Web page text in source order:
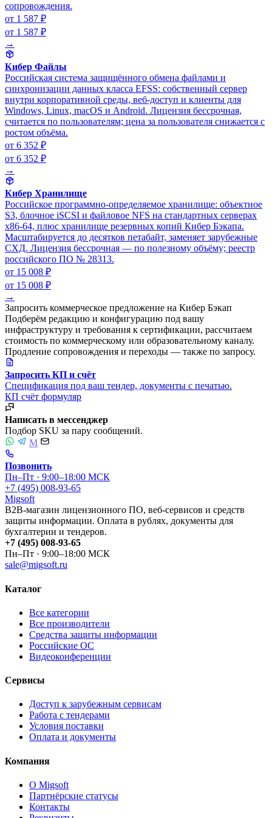
сопровождения.
от 1 587 ₽
от 1 587 ₽
→
Кибер Файлы
Российская система защищённого обмена файлами и
синхронизации данных класса EFSS: собственный сервер
внутри корпоративной среды, веб-доступ и клиенты для
Windows, Linux, macOS и Android. Лицензия бессрочная,
считается по пользователям; цена за пользователя снижается с
ростом объёма.
от 6 352 ₽
от 6 352 ₽
→
Кибер Хранилище
Российское программно-определяемое хранилище: объектное
S3, блочное iSCSI и файловое NFS на стандартных серверах
x86-64, плюс хранилище резервных копий Кибер Бэкапа.
Масштабируется до десятков петабайт, заменяет зарубежные
СХД. Лицензия бессрочная — по полезному объёму; реестр
российского ПО № 28313.
от 15 008 ₽
от 15 008 ₽
→
Запросить коммерческое предложение на Кибер Бэкап
Подберём редакцию и конфигурацию под вашу
инфраструктуру и требования к сертификации, рассчитаем
стоимость по коммерческому или образовательному каналу.
Продление сопровождения и переходы — также по запросу.
Запросить КП и счёт
Спецификация под ваш тендер, документы с печатью.
КП счёт формуляр
Написать в мессенджер
Подбор SKU за пару сообщений.
M
Позвонить
Пн–Пт · 9:00–18:00 МСК
+7 (495) 008-93-65
Migsoft
B2B-магазин лицензионного ПО, веб-сервисов и средств
защиты информации. Оплата в рублях, документы для
бухгалтерии и тендеров.
+7 (495) 008-93-65
Пн–Пт · 9:00–18:00 МСК
sale@migsoft.ru
Каталог
Все категории
Все производители
Средства защиты информации
Российские ОС
Видеоконференции
Сервисы
Доступ к зарубежным сервисам
Работа с тендерами
Условия поставки
Оплата и документы
Компания
О Migsoft
Партнёрские статусы
Контакты